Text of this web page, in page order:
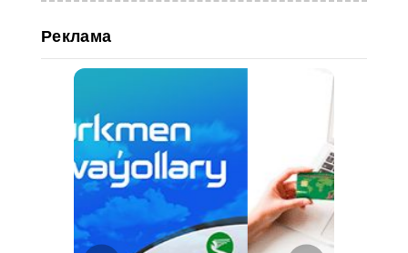
Реклама